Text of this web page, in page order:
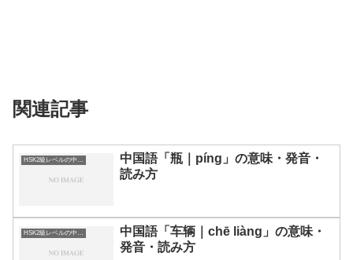
関連記事
中国語「瓶｜píng」の意味・発音・
読み方
中国語「车辆｜chē liàng」の意味・
発音・読み方